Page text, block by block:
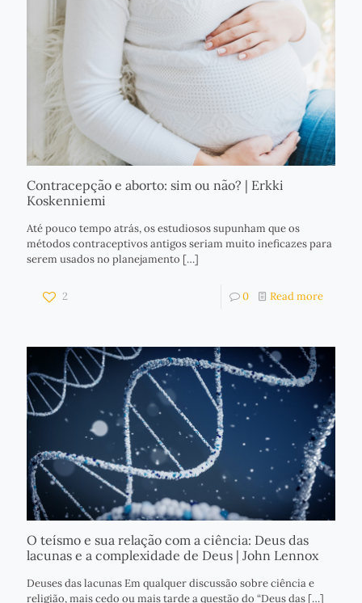
Contracepção e aborto: sim ou não? | Erkki
Koskenniemi
Até pouco tempo atrás, os estudiosos supunham que os
métodos contraceptivos antigos seriam muito ineficazes para
serem usados no planejamento […]
2 0 Read more
O teísmo e sua relação com a ciência: Deus das
lacunas e a complexidade de Deus | John Lennox
Deuses das lacunas Em qualquer discussão sobre ciência e
religião, mais cedo ou mais tarde a questão do “Deus das […]